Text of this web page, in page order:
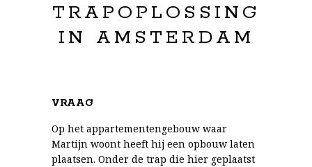
TRAPOPLOSSING
IN AMSTERDAM
VRAAG
Op het appartementengebouw waar
Martijn woont heeft hij een opbouw laten
plaatsen. Onder de trap die hier geplaatst